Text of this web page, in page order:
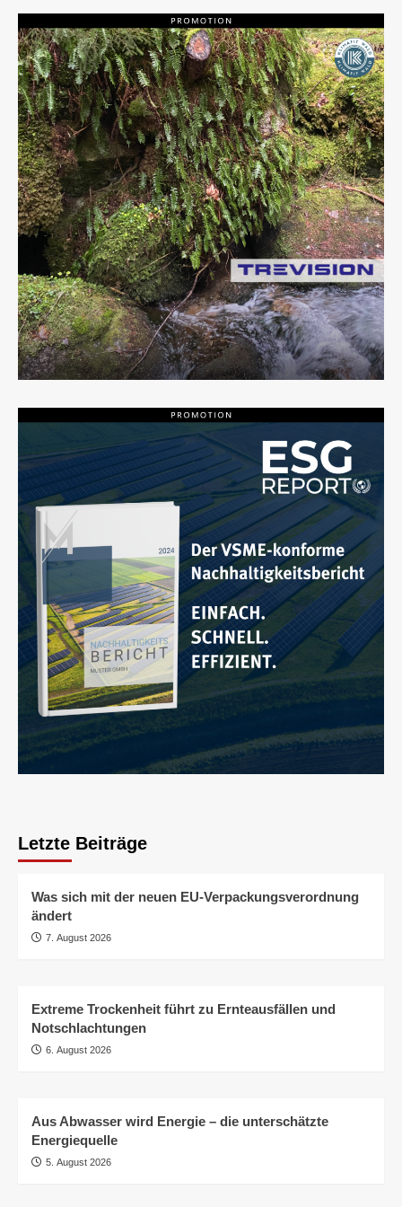
Letzte Beiträge
Was sich mit der neuen EU-Verpackungsverordnung
ändert
7. August 2026
Extreme Trockenheit führt zu Ernteausfällen und
Notschlachtungen
6. August 2026
Aus Abwasser wird Energie – die unterschätzte
Energiequelle
5. August 2026